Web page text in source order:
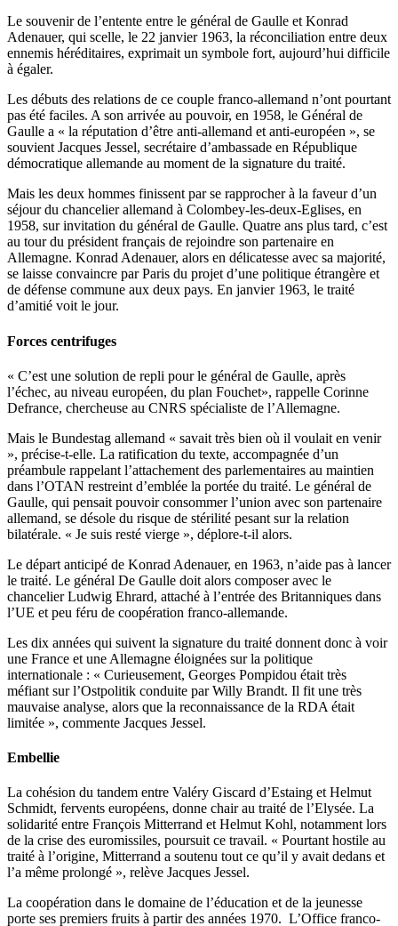
Le souvenir de l’entente entre le général de Gaulle et Konrad
Adenauer, qui scelle, le 22 janvier 1963, la réconciliation entre deux
ennemis héréditaires, exprimait un symbole fort, aujourd’hui difficile
à égaler.
Les débuts des relations de ce couple franco-allemand n’ont pourtant
pas été faciles. A son arrivée au pouvoir, en 1958, le Général de
Gaulle a « la réputation d’être anti-allemand et anti-européen », se
souvient Jacques Jessel, secrétaire d’ambassade en République
démocratique allemande au moment de la signature du traité.
Mais les deux hommes finissent par se rapprocher à la faveur d’un
séjour du chancelier allemand à Colombey-les-deux-Eglises, en
1958, sur invitation du général de Gaulle. Quatre ans plus tard, c’est
au tour du président français de rejoindre son partenaire en
Allemagne. Konrad Adenauer, alors en délicatesse avec sa majorité,
se laisse convaincre par Paris du projet d’une politique étrangère et
de défense commune aux deux pays. En janvier 1963, le traité
d’amitié voit le jour.
Forces centrifuges
« C’est une solution de repli pour le général de Gaulle, après
l’échec, au niveau européen, du plan Fouchet», rappelle Corinne
Defrance, chercheuse au CNRS spécialiste de l’Allemagne.
Mais le Bundestag allemand « savait très bien où il voulait en venir
», précise-t-elle. La ratification du texte, accompagnée d’un
préambule rappelant l’attachement des parlementaires au maintien
dans l’OTAN restreint d’emblée la portée du traité. Le général de
Gaulle, qui pensait pouvoir consommer l’union avec son partenaire
allemand, se désole du risque de stérilité pesant sur la relation
bilatérale. « Je suis resté vierge », déplore-t-il alors.
Le départ anticipé de Konrad Adenauer, en 1963, n’aide pas à lancer
le traité. Le général De Gaulle doit alors composer avec le
chancelier Ludwig Ehrard, attaché à l’entrée des Britanniques dans
l’UE et peu féru de coopération franco-allemande.
Les dix années qui suivent la signature du traité donnent donc à voir
une France et une Allemagne éloignées sur la politique
internationale : « Curieusement, Georges Pompidou était très
méfiant sur l’Ostpolitik conduite par Willy Brandt. Il fit une très
mauvaise analyse, alors que la reconnaissance de la RDA était
limitée », commente Jacques Jessel.
Embellie
La cohésion du tandem entre Valéry Giscard d’Estaing et Helmut
Schmidt, fervents européens, donne chair au traité de l’Elysée. La
solidarité entre François Mitterrand et Helmut Kohl, notamment lors
de la crise des euromissiles, poursuit ce travail. « Pourtant hostile au
traité à l’origine, Mitterrand a soutenu tout ce qu’il y avait dedans et
l’a même prolongé », relève Jacques Jessel.
La coopération dans le domaine de l’éducation et de la jeunesse
porte ses premiers fruits à partir des années 1970. L’Office franco-